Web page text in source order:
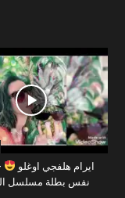
En vidéo – ايرام هلفجي اوغلو
نفس بطلة مسلسل